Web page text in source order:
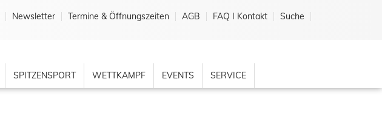
Newsletter Termine & Öffnungszeiten AGB FAQ I Kontakt Suche
SPITZENSPORT WETTKAMPF EVENTS SERVICE